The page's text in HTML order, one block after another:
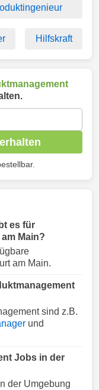
Hilfskraft
es für
Main?
am Main.
sind z.B.
und
Jobs in der
der Umgebung